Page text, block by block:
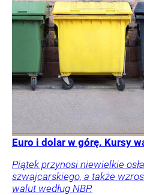
Euro i dolar w górę. Kursy
Piątek przynosi niewielkie
szwajcarskiego, a także
walut według NBP.